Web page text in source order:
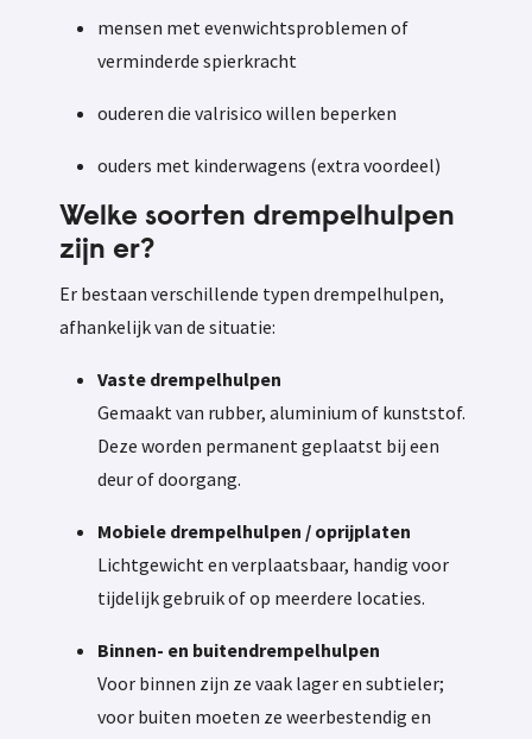
mensen met evenwichtsproblemen of
verminderde spierkracht
ouderen die valrisico willen beperken
ouders met kinderwagens (extra voordeel)
Welke soorten drempelhulpen
zijn er?
Er bestaan verschillende typen drempelhulpen,
afhankelijk van de situatie:
Vaste drempelhulpen
Gemaakt van rubber, aluminium of kunststof.
Deze worden permanent geplaatst bij een
deur of doorgang.
Mobiele drempelhulpen / oprijplaten
Lichtgewicht en verplaatsbaar, handig voor
tijdelijk gebruik of op meerdere locaties.
Binnen- en buitendrempelhulpen
Voor binnen zijn ze vaak lager en subtieler;
voor buiten moeten ze weerbestendig en